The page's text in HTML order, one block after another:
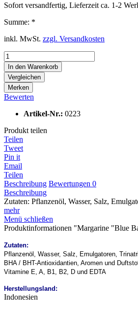
Sofort versandfertig, Lieferzeit ca. 1-2
Summe: *
inkl. MwSt. zzgl. Versandkosten
In den Warenkorb
Vergleichen
Merken
Bewerten
Artikel-Nr.: 0223
Produkt teilen
Teilen
Tweet
Pin it
Email
Teilen
Beschreibung Bewertungen 0
Beschreibung
Zutaten: Pflanzenöl, Wasser, Salz,
mehr
Menü schließen
Produktinformationen "Margarine "Blue
Zutaten:
Pflanzenöl, Wasser, Salz, Emulgatoren,
BHA / BHT-Antioxidantien, Aromen und
Vitamine E, A, B1, B2, D und EDTA
Herstellungsland:
Indonesien